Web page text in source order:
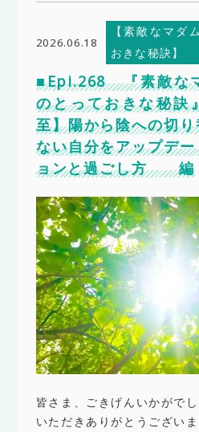
2026.06.18
【素敵なマダ
おきな秘訣】
■Epi.268 『素敵な
のとっておきな秘
至】陽から陰への切
ない自分をアップデ
ョンと過ごし方 編
皆さま、ごきげんいかがで
いただきありがとうござい